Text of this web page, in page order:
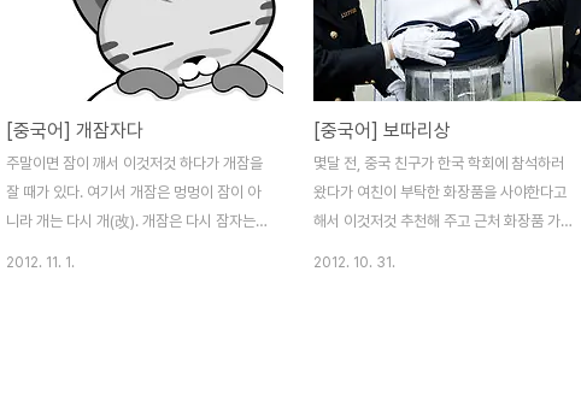
[중국어] 개잠자다
주말이면 잠이 깨서 이것저것 하다가 개잠을
잘 때가 있다. 여기서 개잠은 멍멍이 잠이 아
니라 개는 다시 개(改). 개잠은 다시 잠자는
2012. 11. 1.
[중국어] 보따리상
몇달 전, 중국 친구가 한국 학회에 참석하러
왔다가 여친이 부탁한 화장품을 사야한다고
해서 이것저것 추천해 주고 근처 화장품 가게
2012. 10. 31.